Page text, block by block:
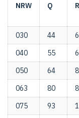
NRW Q R
030 44
040
55
050
64
063
80
075
93